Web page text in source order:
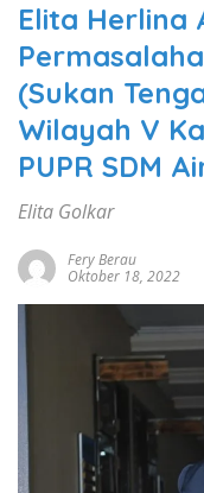
Elita Herlina
(Sukan
Wilayah V
PUPR SDM
Elita Golkar
Fery Berau
Oktober 18, 2022